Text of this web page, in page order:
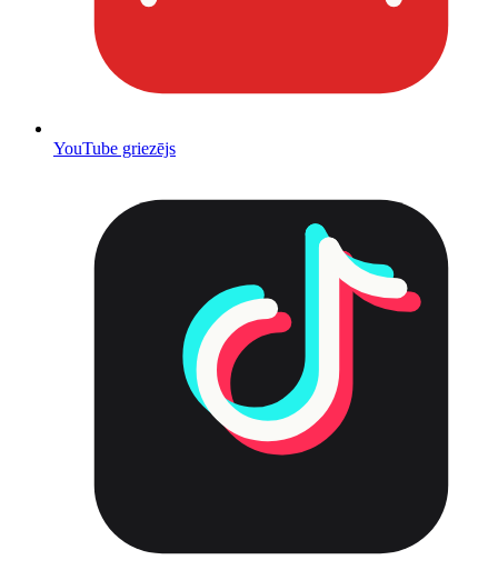
YouTube griezējs